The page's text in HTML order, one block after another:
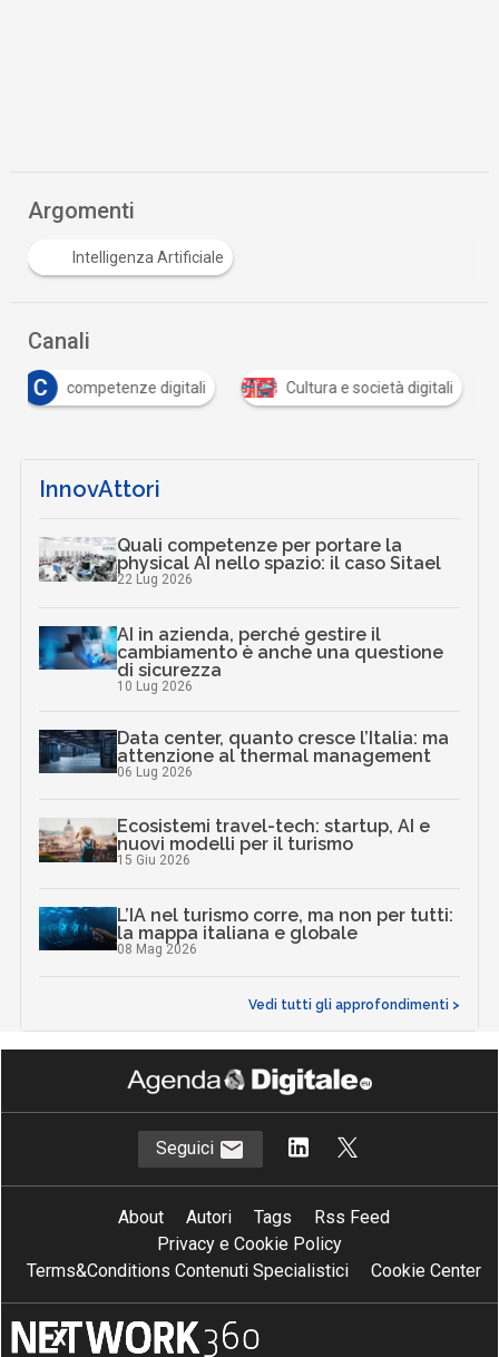
Argomenti
Intelligenza Artificiale
Canali
C
competenze digitali Cultura e società digitali
InnovAttori
Quali competenze per portare la
physical AI nello spazio: il caso Sitael
22 Lug 2026
AI in azienda, perché gestire il
cambiamento è anche una questione
di sicurezza
10 Lug 2026
Data center, quanto cresce l’Italia: ma
attenzione al thermal management
06 Lug 2026
Ecosistemi travel-tech: startup, AI e
nuovi modelli per il turismo
15 Giu 2026
L’IA nel turismo corre, ma non per tutti:
la mappa italiana e globale
08 Mag 2026
Vedi tutti gli approfondimenti >
Seguici
About Autori Tags
Rss Feed
Privacy e Cookie Policy
Terms&Conditions Contenuti Specialistici
Cookie Center